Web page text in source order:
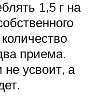
1,5 г на
приема.
не усвоит, а